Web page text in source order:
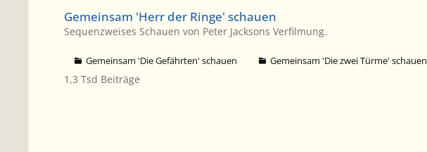
Gemeinsam 'Herr der Ringe' schauen
Sequenzweises Schauen von Peter Jacksons Verfilmung.
Gemeinsam 'Die Gefährten' schauen Gemeinsam 'Die zwei Türme' schauen
1,3 Tsd Beiträge